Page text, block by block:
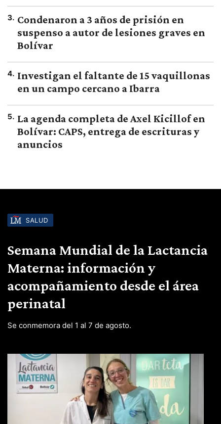
3. Condenaron a 3 años de prisión en
suspenso a autor de lesiones graves en
Bolívar
4. Investigan el faltante de 15 vaquillonas
en un campo cercano a Ibarra
5. La agenda completa de Axel Kicillof en
Bolívar: CAPS, entrega de escrituras y
anuncios
SALUD
Semana Mundial de la Lactancia
Materna: información y
acompañamiento desde el área
perinatal
Se conmemora del 1 al 7 de agosto.